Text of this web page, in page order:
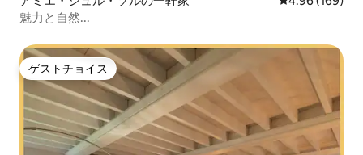
魅力と自然...
ゲストチョイス
ゲストチョイス